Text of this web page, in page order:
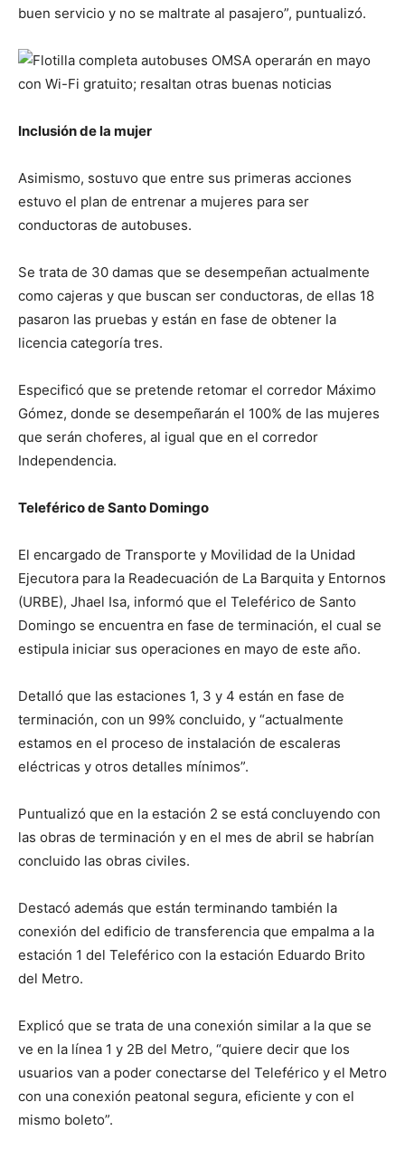
buen servicio y no se maltrate al pasajero”, puntualizó.
Inclusión de la mujer
Asimismo, sostuvo que entre sus primeras acciones
estuvo el plan de entrenar a mujeres para ser
conductoras de autobuses.
Se trata de 30 damas que se desempeñan actualmente
como cajeras y que buscan ser conductoras, de ellas 18
pasaron las pruebas y están en fase de obtener la
licencia categoría tres.
Especificó que se pretende retomar el corredor Máximo
Gómez, donde se desempeñarán el 100% de las mujeres
que serán choferes, al igual que en el corredor
Independencia.
Teleférico de Santo Domingo
El encargado de Transporte y Movilidad de la Unidad
Ejecutora para la Readecuación de La Barquita y Entornos
(URBE), Jhael Isa, informó que el Teleférico de Santo
Domingo se encuentra en fase de terminación, el cual se
estipula iniciar sus operaciones en mayo de este año.
Detalló que las estaciones 1, 3 y 4 están en fase de
terminación, con un 99% concluido, y “actualmente
estamos en el proceso de instalación de escaleras
eléctricas y otros detalles mínimos”.
Puntualizó que en la estación 2 se está concluyendo con
las obras de terminación y en el mes de abril se habrían
concluido las obras civiles.
Destacó además que están terminando también la
conexión del edificio de transferencia que empalma a la
estación 1 del Teleférico con la estación Eduardo Brito
del Metro.
Explicó que se trata de una conexión similar a la que se
ve en la línea 1 y 2B del Metro, “quiere decir que los
usuarios van a poder conectarse del Teleférico y el Metro
con una conexión peatonal segura, eficiente y con el
mismo boleto”.